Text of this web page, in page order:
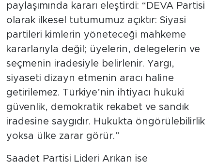
paylaşımında kararı eleştirdi: “DEVA Partisi
olarak ilkesel tutumumuz açıktır: Siyasi
partileri kimlerin yöneteceği mahkeme
kararlarıyla değil; üyelerin, delegelerin ve
seçmenin iradesiyle belirlenir. Yargı,
siyaseti dizayn etmenin aracı haline
getirilemez. Türkiye’nin ihtiyacı hukuki
güvenlik, demokratik rekabet ve sandık
iradesine saygıdır. Hukukta öngörülebilirlik
yoksa ülke zarar görür.”
Saadet Partisi Lideri Arıkan ise